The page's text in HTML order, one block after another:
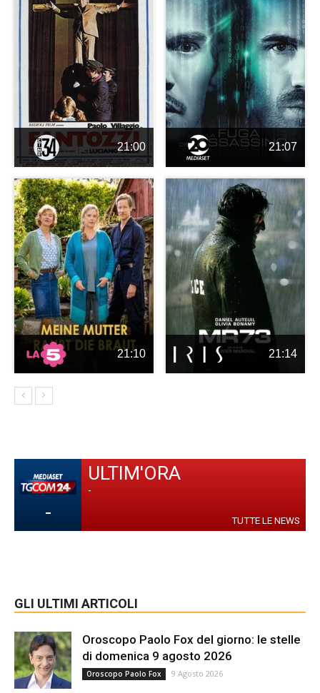
21:00 21:07
21:10 21:14
-
ULTIM'ORA
-
TUTTE LE NEWS
GLI ULTIMI ARTICOLI
Oroscopo Paolo Fox del giorno: le stelle
di domenica 9 agosto 2026
Oroscopo Paolo Fox 9 Agosto 2026